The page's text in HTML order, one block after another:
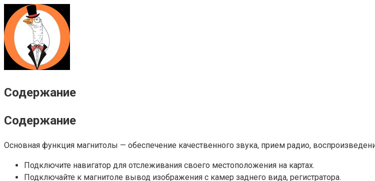
Содержание
Содержание
Основная функция магнитолы — обеспечение качественного звука, прием радио,
Подключите навигатор для отслеживания своего местоположения на картах.
Подключайте к магнитоле вывод изображения с камер заднего вида, регистратора.